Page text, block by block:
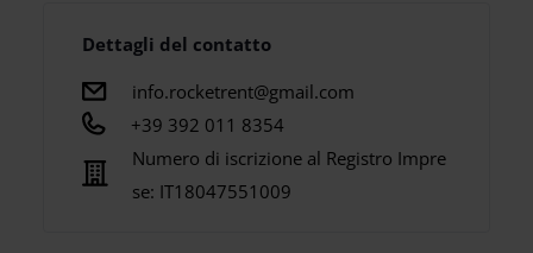
Dettagli del contatto
info.rocketrent@gmail.com
+39 392 011 8354
Numero di iscrizione al Registro Impre
se: IT18047551009